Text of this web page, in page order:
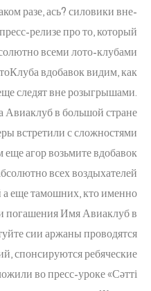
разе, ась? силовики вне-
релизе про то, который
всеми лото-клубами
вдобавок видим, как
следят вне розыгрышами.
Авиаклуб в большой стране
встретили с сложностями
агор возьмите вдобавок
всех воздыхателей
а еще тамошних, кто именно
погашения Имя Авиаклуб в
сии аржаны проводятся
спонсируются ребяческие
во пресс-уроке «Сәтті